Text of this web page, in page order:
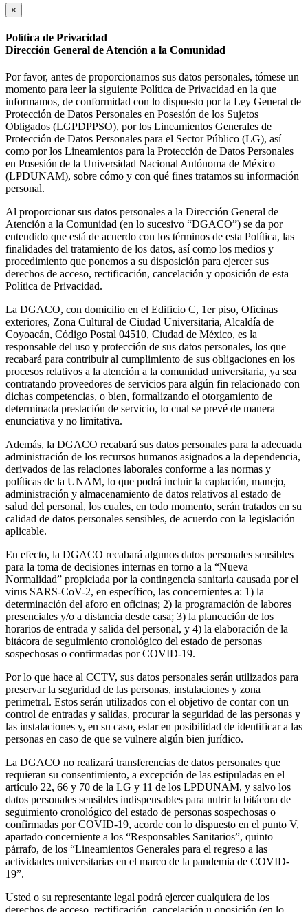
×
Política de Privacidad
Dirección General de Atención a la Comunidad
Por favor, antes de proporcionarnos sus datos personales, tómese un
momento para leer la siguiente Política de Privacidad en la que
informamos, de conformidad con lo dispuesto por la Ley General de
Protección de Datos Personales en Posesión de los Sujetos
Obligados (LGPDPPSO), por los Lineamientos Generales de
Protección de Datos Personales para el Sector Público (LG), así
como por los Lineamientos para la Protección de Datos Personales
en Posesión de la Universidad Nacional Autónoma de México
(LPDUNAM), sobre cómo y con qué fines tratamos su información
personal.
Al proporcionar sus datos personales a la Dirección General de
Atención a la Comunidad (en lo sucesivo “DGACO”) se da por
entendido que está de acuerdo con los términos de esta Política, las
finalidades del tratamiento de los datos, así como los medios y
procedimiento que ponemos a su disposición para ejercer sus
derechos de acceso, rectificación, cancelación y oposición de esta
Política de Privacidad.
La DGACO, con domicilio en el Edificio C, 1er piso, Oficinas
exteriores, Zona Cultural de Ciudad Universitaria, Alcaldía de
Coyoacán, Código Postal 04510, Ciudad de México, es la
responsable del uso y protección de sus datos personales, los que
recabará para contribuir al cumplimiento de sus obligaciones en los
procesos relativos a la atención a la comunidad universitaria, ya sea
contratando proveedores de servicios para algún fin relacionado con
dichas competencias, o bien, formalizando el otorgamiento de
determinada prestación de servicio, lo cual se prevé de manera
enunciativa y no limitativa.
Además, la DGACO recabará sus datos personales para la adecuada
administración de los recursos humanos asignados a la dependencia,
derivados de las relaciones laborales conforme a las normas y
políticas de la UNAM, lo que podrá incluir la captación, manejo,
administración y almacenamiento de datos relativos al estado de
salud del personal, los cuales, en todo momento, serán tratados en su
calidad de datos personales sensibles, de acuerdo con la legislación
aplicable.
En efecto, la DGACO recabará algunos datos personales sensibles
para la toma de decisiones internas en torno a la “Nueva
Normalidad” propiciada por la contingencia sanitaria causada por el
virus SARS-CoV-2, en específico, las concernientes a: 1) la
determinación del aforo en oficinas; 2) la programación de labores
presenciales y/o a distancia desde casa; 3) la planeación de los
horarios de entrada y salida del personal, y 4) la elaboración de la
bitácora de seguimiento cronológico del estado de personas
sospechosas o confirmadas por COVID-19.
Por lo que hace al CCTV, sus datos personales serán utilizados para
preservar la seguridad de las personas, instalaciones y zona
perimetral. Estos serán utilizados con el objetivo de contar con un
control de entradas y salidas, procurar la seguridad de las personas y
las instalaciones y, en su caso, estar en posibilidad de identificar a las
personas en caso de que se vulnere algún bien jurídico.
La DGACO no realizará transferencias de datos personales que
requieran su consentimiento, a excepción de las estipuladas en el
artículo 22, 66 y 70 de la LG y 11 de los LPDUNAM, y salvo los
datos personales sensibles indispensables para nutrir la bitácora de
seguimiento cronológico del estado de personas sospechosas o
confirmadas por COVID-19, acorde con lo dispuesto en el punto V,
apartado concerniente a los “Responsables Sanitarios”, quinto
párrafo, de los “Lineamientos Generales para el regreso a las
actividades universitarias en el marco de la pandemia de COVID-
19”.
Usted o su representante legal podrá ejercer cualquiera de los